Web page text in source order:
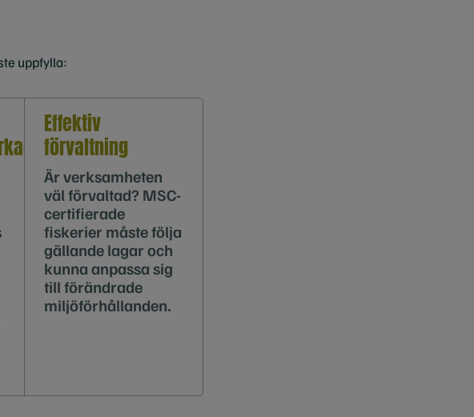
uppfylla:
Effektiv
förvaltning
Är verksamheten
väl förvaltad? MSC-
certifierade
fiskerier måste följa
gällande lagar och
kunna anpassa sig
till förändrade
miljöförhållanden.